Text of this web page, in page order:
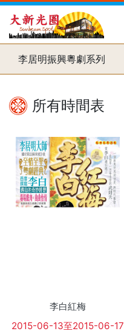
李居明振興粵劇系列
所有時間表
李白紅梅
2015-06-13至2015-06-17